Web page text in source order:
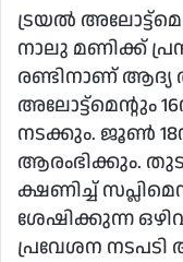
ട്രയല്‍
നാലു മണിക്ക്
രണ്ടിനാണ് ആദ്യ
അലോട്ട്മെന്റും
നടക്കും. ജൂണ്‍
ആരംഭിക്കും.
ക്ഷണിച്ച്
ശേഷിക്കുന്ന
പ്രവേശന നടപടി